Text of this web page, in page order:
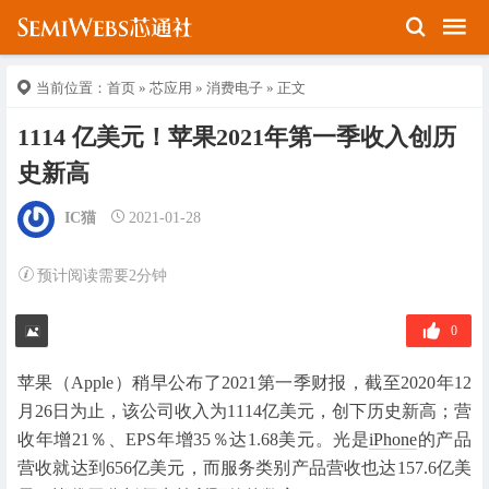
当前位置： 首页 » 芯应用 » 消费电子 » 正文
1114 亿美元！苹果2021年第一季收入创历
史新高
IC猫 2021-01-28
预计阅读需要2分钟
0
苹果（Apple）稍早公布了2021第一季财报，截至2020年12
月26日为止，该公司收入为1114亿美元，创下历史新高；营
收年增21％、EPS年增35％达1.68美元。光是iPhone的产品
营收就达到656亿美元，而服务类别产品营收也达157.6亿美